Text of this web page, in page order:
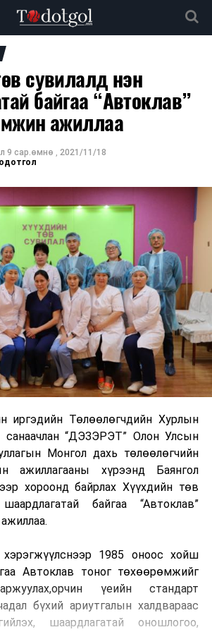
сувилалд нэн
байгаа “Автоклав”
ажиллаа
9 сар.өмнө , 2021/11/18
иргэдийн Төлөөлөгчдийн Хурлын
санаачлан “ДЭЗЭРЭТ” Олон Улсын
Монгол дахь төлөөлөгчийн
ажиллагааны хүрээнд Баянгол
хороонд байрлах Хүүхдийн төв
байгаа “Автоклав”
хэрэгжүүлснээр 1985 оноос хойш
Автоклав тоног төхөөрөмжийг
үеийн стандарт
бүхий ариутгалын халдвараас
шаардлагатай оношлогоо,